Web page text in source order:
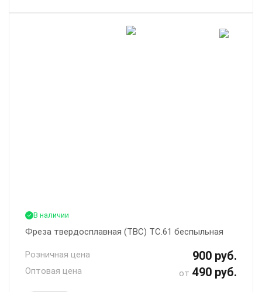
В наличии
Фреза твердосплавная (ТВС) ТС.61 беспыльная
Розничная цена 900 руб.
Оптовая цена от 490 руб.